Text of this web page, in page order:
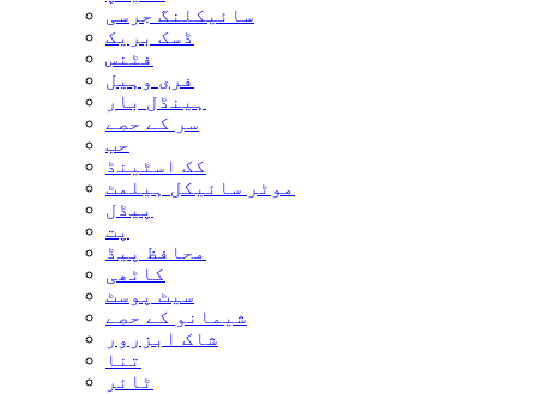
سائیکلنگ جرسی
ڈسک بریک
فٹنس
فری وہیل
ہینڈل بار
سر کے حصے
حب
کک اسٹینڈ
موٹر سائیکل ہیلمٹ
پیڈل
پت
محافظ پیڈ
کاٹھی
سیٹ پوسٹ
شیمانو کے حصے
شاک ابزرور
تنا
ٹائر